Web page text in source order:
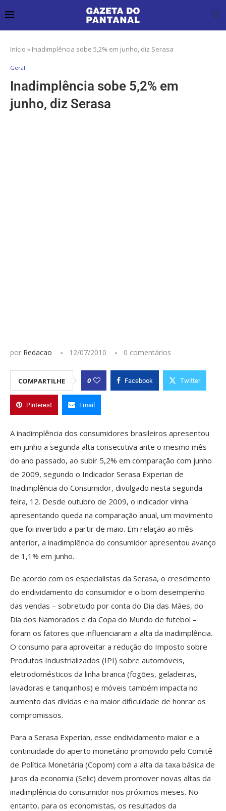
Início » Inadimplência sobe 5,2% em junho, diz Serasa
Geral
Inadimplência sobe 5,2% em
junho, diz Serasa
por Redacao 12/07/2010 0 comentários
COMPARTILHE 0 Facebook Twitter
Pinterest Email
A inadimplência dos consumidores brasileiros apresentou
em junho a segunda alta consecutiva ante o mesmo mês
do ano passado, ao subir 5,2% em comparação com junho
de 2009, segundo o Indicador Serasa Experian de
Inadimplência do Consumidor, divulgado nesta segunda-
feira, 12. Desde outubro de 2009, o indicador vinha
apresentando queda na comparação anual, um movimento
que foi invertido a partir de maio. Em relação ao mês
anterior, a inadimplência do consumidor apresentou avanço
de 1,1% em junho.
De acordo com os especialistas da Serasa, o crescimento
do endividamento do consumidor e o bom desempenho
das vendas – sobretudo por conta do Dia das Mães, do
Dia dos Namorados e da Copa do Mundo de futebol –
foram os fatores que influenciaram a alta da inadimplência.
O consumo para aproveitar a redução do Imposto sobre
Produtos Industrializados (IPI) sobre automóveis,
eletrodomésticos da linha branca (fogões, geladeiras,
lavadoras e tanquinhos) e móveis também impacta no
aumento das dívidas e na maior dificuldade de honrar os
compromissos.
Para a Serasa Experian, esse endividamento maior e a
continuidade do aperto monetário promovido pelo Comitê
de Política Monetária (Copom) com a alta da taxa básica de
juros da economia (Selic) devem promover novas altas da
inadimplência do consumidor nos próximos meses. No
entanto, para os economistas, os resultados da